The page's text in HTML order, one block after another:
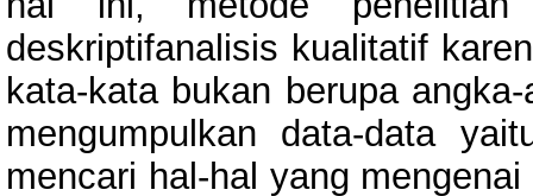
deskriptifanalisis kualitatif
kata-kata bukan berupa
mengumpulkan data-data
mencari hal-hal yang